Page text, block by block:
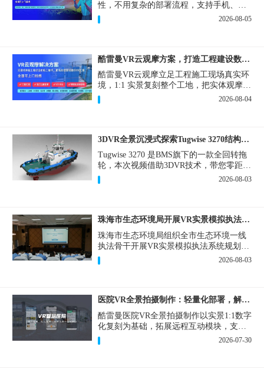
性，不用复杂的部署流程，支持手机、网
页多端访问，解决各行各业 “看得见、信
得过、降成本、提转化” 的实际难题。
2026-08-05
酷雷曼VR云观摩方案，打造工程建设数字化观摩新范式
酷雷曼VR云观摩立足工程施工现场真实环
境，1:1 实景复刻整个工地，把实体观摩会
完整搬到云端线上，兼顾线下实体观摩与
线上云观摩双重需求，为施工单位、建设
2026-08-04
3DVR全景沉浸式探索Tugwise 3270结构一览
Tugwise 3270 是BMS旗下的一款全回转拖
轮，本次视频借助3DVR技术，带您零距离
透视这艘拖轮的内外构造，沉浸式探索每
一处细节。
2026-08-03
珠海市生态环境局开展VR实景模拟执法专题培训
珠海市生态环境局组织全市生态环境一线
执法骨干开展VR实景模拟执法系统规划建
设和教学培训，持续推进科技赋能生态环
境执法，夯实队伍办案“基本功”。
2026-08-03
医院VR全景拍摄制作：轻量化部署，解决医患真实痛点
酷雷曼医院VR全景拍摄制作以实景1:1数字
化复刻为基础，拓展远程互动模块，支持
定制，轻量化搭建部署，可挂载在公众
号、官网等线上平台。
2026-07-30